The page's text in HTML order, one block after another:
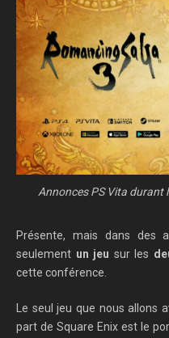
Annonces PS Vita durant
Présente, mais dans des
seulement un jeu sur les
cette conférence.
Le seul jeu que nous allons
part de Square Enix est le